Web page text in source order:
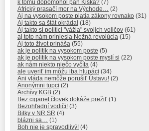
k tomu dopomohol pán Kiska? (7)
Africký prasačí mor na Východe… (2)
Aj na vysokom poste platia zákony rovnako (31)
Aj takto sa štát okráda! (18)
Aj takto si politici "vážia" svojich voličov (61)
aj toto nám priniesla Nežná revolúcia (15)
Aj toto život prináša (55)
ak je politik na vysokom poste (5)
ak je politik na vysokom poste myslí si (22)
ak nám niekto niečo vyčíta (4)
ale uveriť im môžu iba hlupáci (34)
Ani vláda nemôže porušiť Ústavu! (2)
Anonýmni tupci (2)
Archívy KGB (2)
Bez cigariet človek dokáže prežiť (1)
Bezohľadní vodiči! (3)
Bitky v NR SR (4)
blázni sa… (1)
Boh nie je spravodlivý! (4)